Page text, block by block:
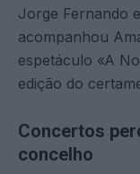
Jorge Fernando
acompanhou
espetáculo «A
edição do
Concertos
concelho